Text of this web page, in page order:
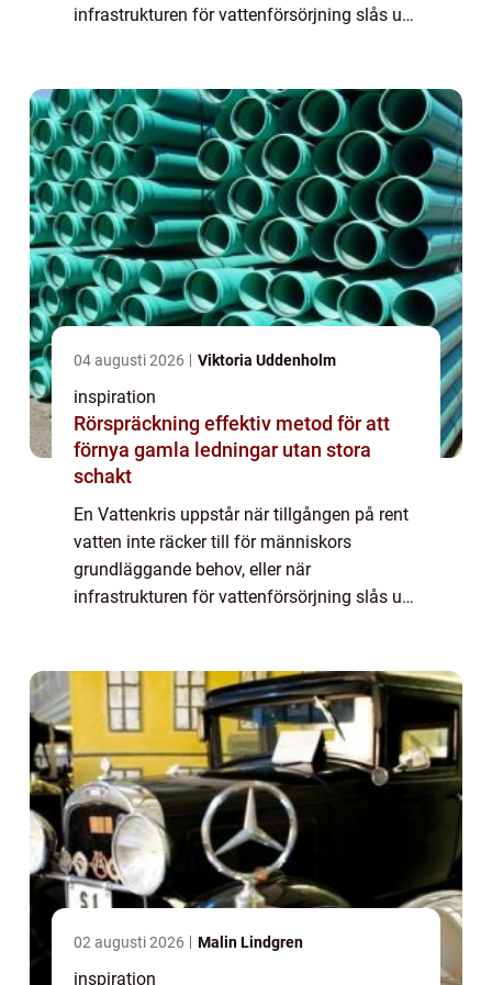
infrastrukturen för vattenförsörjning slås ut.
vat...
04 augusti 2026 Viktoria Uddenholm
inspiration
Rörspräckning effektiv metod för att
förnya gamla ledningar utan stora
schakt
En Vattenkris uppstår när tillgången på rent
vatten inte räcker till för människors
grundläggande behov, eller när
infrastrukturen för vattenförsörjning slås ut.
vat...
02 augusti 2026 Malin Lindgren
inspiration